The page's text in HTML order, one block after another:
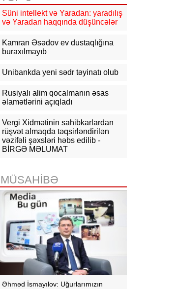
11:17 Rusiyadan Ermənistana
Azərbaycandan keçməklə 15 vaqon
buğda, 10 vaqon daş kömür
10:54 KİV: Ukrayna Qazaxıstan
neftini daşıyan tankerləri hədəfə
İranla müharibədən çıxış yolu axtarır
vaxtlarda TRIPP layihəsinin praktiki
icrasına başlayacağıq
10:15 Paşinyan: Ermənistanla
Süni intellekt və Yaradan: yaradılış
və Yaradan haqqında düşüncələr
Kamran Əsədov ev dustaqlığına
buraxılmayıb
Unibankda yeni sədr təyinatı olub
Rusiyalı alim qocalmanın əsas
əlamətlərini açıqladı
Vergi Xidmətinin sahibkarlardan
rüşvət almaqda təqsirləndirilən
vəzifəli şəxsləri həbs edilib -
BİRGƏ MƏLUMAT
MÜSAHİBƏ
Əhməd İsmayılov: Uğurlarımızın